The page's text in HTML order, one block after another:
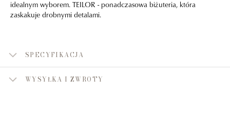
idealnym wyborem. TEILOR - ponadczasowa biżuteria, która
zaskakuje drobnymi detalami.
SPECYFIKACJA
WYSYŁKA I ZWROTY